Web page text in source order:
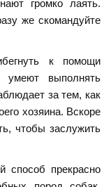
громко лаять.
же скомандуйте
к помощи
умеют выполнять
за тем, как
хозяина. Вскоре
чтобы заслужить
способ прекрасно